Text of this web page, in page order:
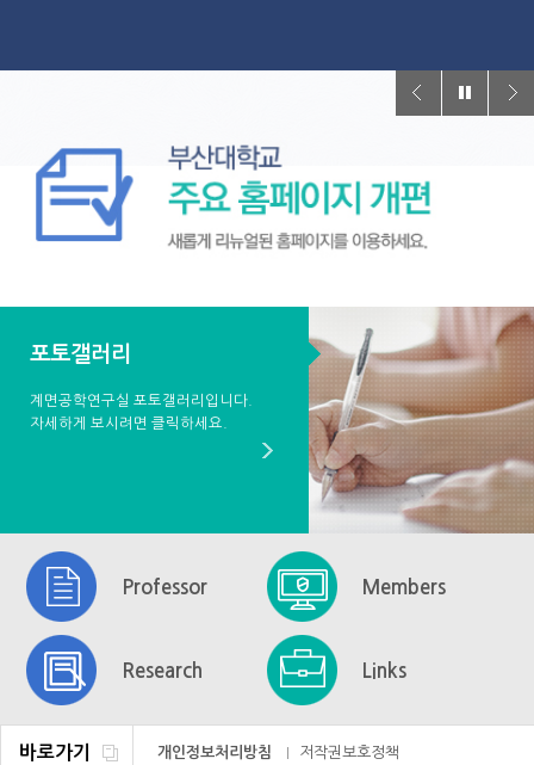
포토갤러리
계면공학연구실 포토갤러리입니다.
자세하게 보시려면 클릭하세요.
Professor Members
Research Links
바로가기 개인정보처리방침 저작권보호정책